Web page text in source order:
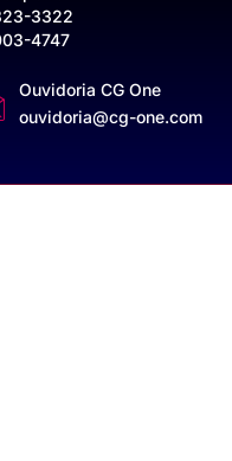
3322
4747
Ouvidoria CG One
ouvidoria@cg-one.com